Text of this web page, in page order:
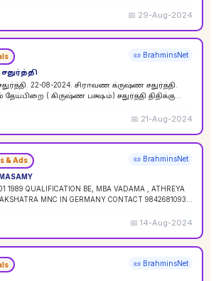
📅 29-Aug-2024
📜 BrahminsNet
சிராவண க்ருஷ்ண சதுர்த்தி.
( கிருஷ்ண பக்ஷம்) சதுர்த்தி திதிக்கு
📅 21-Aug-2024
& Ads 📜 BrahminsNet
1989 QUALIFICATION BE, MBA VADAMA , ATHREYA
MNC IN GERMANY CONTACT 9842681093 /
📅14-Aug-2024
📜 BrahminsNet